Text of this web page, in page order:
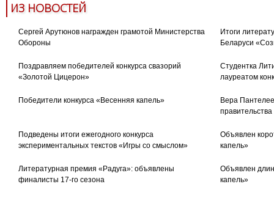
ИЗ НОВОСТЕЙ
Сергей Арутюнов награжден грамотой Министерства
Обороны
Итоги
Беларуси
Поздравляем победителей конкурса свазорий
«Золотой Цицерон»
Студентка
лауреатом
Победители конкурса «Весенняя капель»
Вера
Подведены итоги ежегодного конкурса
экспериментальных текстов «Игры со смыслом»
Объявлен
капель»
Литературная премия «Радуга»: объявлены
финалисты 17-го сезона
Объявлен
капель»